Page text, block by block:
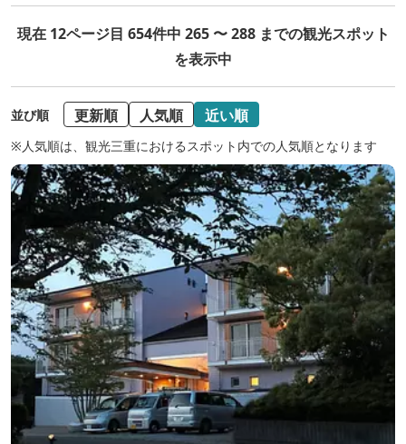
現在 12ページ目 654件中 265 〜 288 までの観光スポット
を表示中
並び順 更新順 人気順 近い順
※人気順は、観光三重におけるスポット内での人気順となります